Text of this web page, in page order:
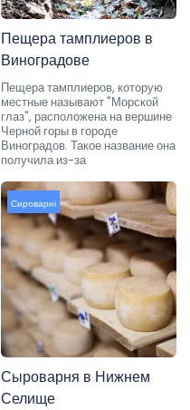
Пещера тамплиеров в
Виноградове
Пещера тамплиеров, которую
местные называют "Морской
глаз", расположена на вершине
Черной горы в городе
Виноградов. Такое название она
получила из-за
Сироварні
Сыроварня в Нижнем
Селище